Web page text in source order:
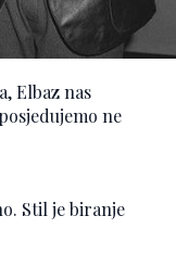
Elbaz nas
ne
Stil je biranje